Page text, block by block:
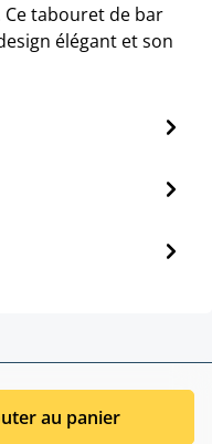
Ce tabouret de bar
élégant et son
au panier